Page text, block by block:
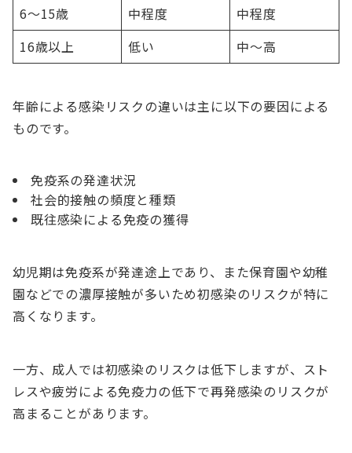
6〜15歳 中程度
中程度
16歳以上
低い 中〜高
年齢による感染リスクの違いは主に以下の要因による
ものです。
免疫系の発達状況
社会的接触の頻度と種類
既往感染による免疫の獲得
幼児期は免疫系が発達途上であり、また保育園や幼稚
園などでの濃厚接触が多いため初感染のリスクが特に
高くなります。
一方、成人では初感染のリスクは低下しますが、スト
レスや疲労による免疫力の低下で再発感染のリスクが
高まることがあります。